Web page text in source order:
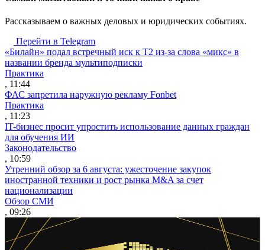
Рассказываем о важных деловых и юридических событиях.
Перейти в Telegram
«Билайн» подал встречный иск к Т2 из-за слова «микс» в
названии бренда мультиподписки
Практика
, 11:44
ФАС запретила наружную рекламу Fonbet
Практика
, 11:23
IT-бизнес просит упростить использование данных граждан
для обучения ИИ
Законодательство
, 10:59
Утренний обзор за 6 августа: ужесточение закупок
иностранной техники и рост рынка M&A за счет
национализации
Обзор СМИ
, 09:26